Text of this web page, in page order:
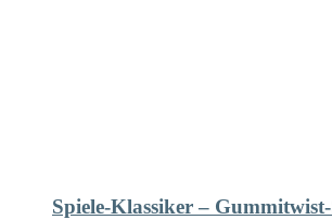
Spiele-Klassiker –